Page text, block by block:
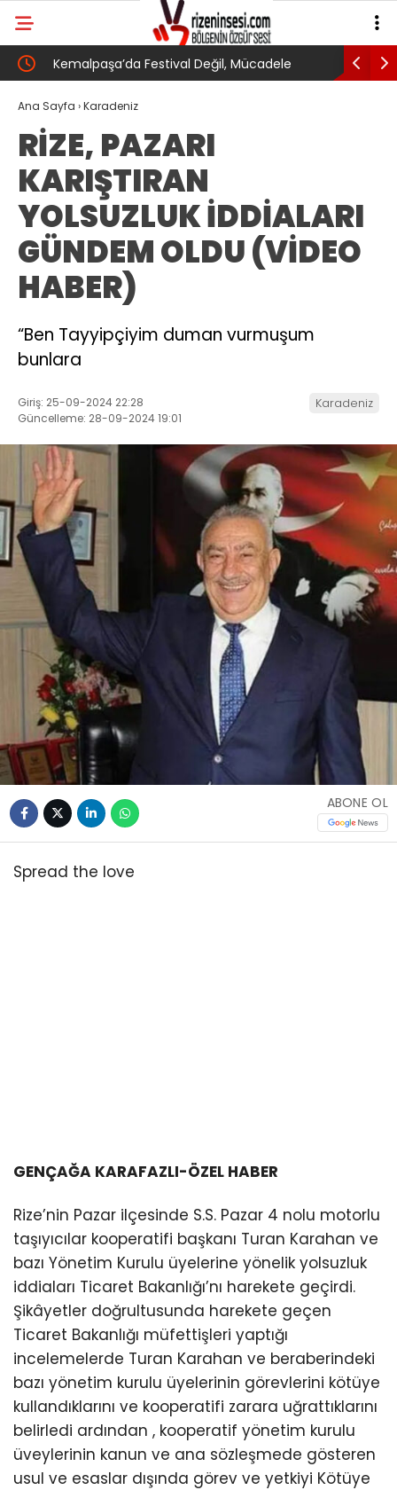
Kemalpaşa’da Festival Değil, Mücadele
Buluşması
24.
Ana Sayfa ›Karadeniz
RİZE, PAZARI
KARIŞTIRAN
YOLSUZLUK İDDİALARI
GÜNDEM OLDU (VİDEO
HABER)
“Ben Tayyipçiyim duman vurmuşum
bunlara
Giriş: 25-09-2024 22:28
Güncelleme: 28-09-2024 19:01
Karadeniz
ABONE OL
Spread the love
GENÇAĞA KARAFAZLI-ÖZEL HABER
Rize’nin Pazar ilçesinde S.S. Pazar 4 nolu motorlu
taşıyıcılar kooperatifi başkanı Turan Karahan ve
bazı Yönetim Kurulu üyelerine yönelik yolsuzluk
iddiaları Ticaret Bakanlığı’nı harekete geçirdi.
Şikâyetler doğrultusunda harekete geçen
Ticaret Bakanlığı müfettişleri yaptığı
incelemelerde Turan Karahan ve beraberindeki
bazı yönetim kurulu üyelerinin görevlerini kötüye
kullandıklarını ve kooperatifi zarara uğrattıklarını
belirledi ardından , kooperatif yönetim kurulu
üveylerinin kanun ve ana sözleşmede gösteren
usul ve esaslar dışında görev ve yetkiyi Kötüye